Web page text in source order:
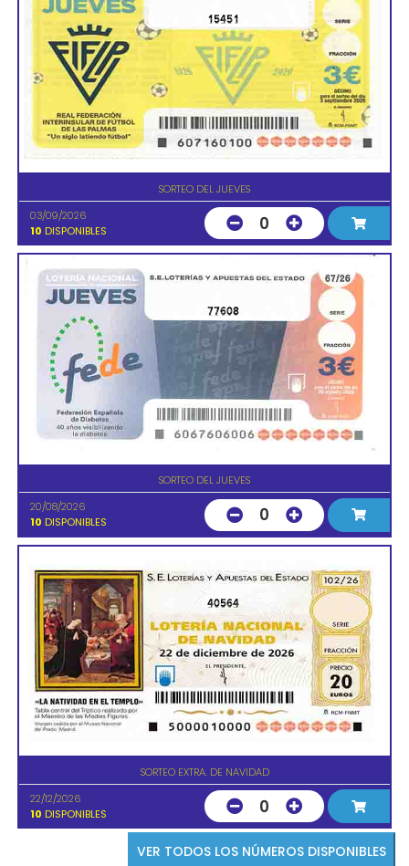
15451
SORTEO DEL JUEVES
03/09/2026
10 DISPONIBLES 0
77608
SORTEO DEL JUEVES
20/08/2026
10 DISPONIBLES 0
40564
SORTEO EXTRA. DE NAVIDAD
22/12/2026
10 DISPONIBLES 0
VER TODOS LOS NÚMEROS DISPONIBLES